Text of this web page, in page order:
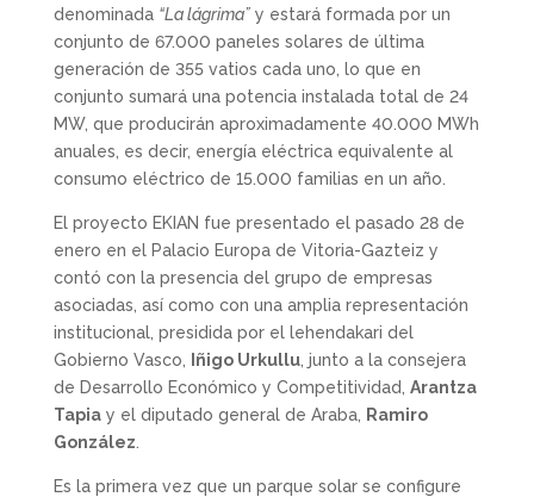
denominada “La lágrima”y estará formada por un
conjunto de 67.000 paneles solares de última
generación de 355 vatios cada uno, lo que en
conjunto sumará una potencia instalada total de 24
MW, que producirán aproximadamente 40.000 MWh
anuales, es decir, energía eléctrica equivalente al
consumo eléctrico de 15.000 familias en un año.
El proyecto EKIAN fue presentado el pasado 28 de
enero en el Palacio Europa de Vitoria-Gazteiz y
contó con la presencia del grupo de empresas
asociadas, así como con una amplia representación
institucional, presidida por el lehendakari del
Gobierno Vasco,
Iñigo Urkullu, junto a la consejera
de Desarrollo Económico y Competitividad, Arantza
Tapiay el diputado general de Araba,
Ramiro
González
Es la primera vez que un parque solar se configure